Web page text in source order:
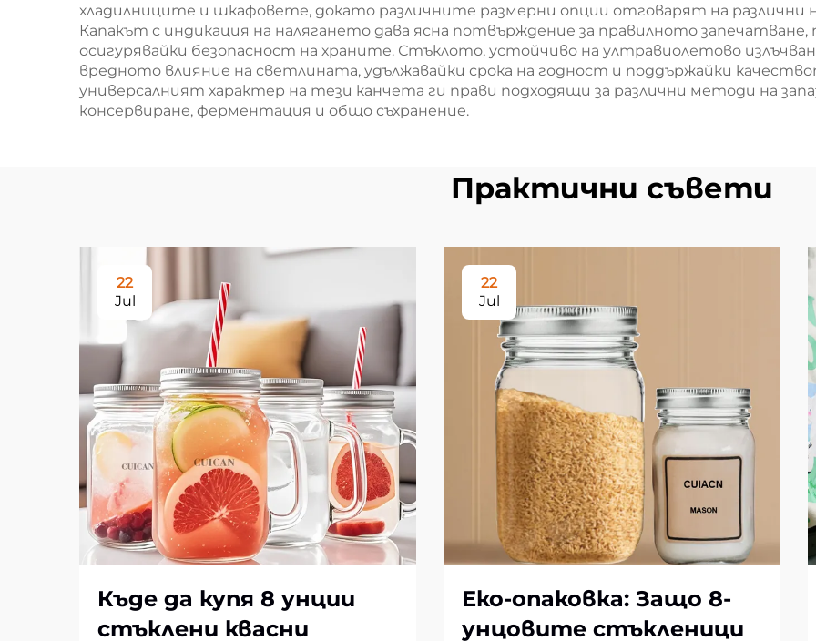
хладилниците и шкафовете, докато различните размерни опции отговарят на
Капакът с индикация на налягането дава ясна потвърждение за правилното
осигурявайки безопасност на храните. Стъклото, устойчиво на ултравиолетово
вредното влияние на светлината, удължавайки срока на годност и поддържайки
универсалният характер на тези канчета ги прави подходящи за различни методи на
консервиране, ферментация и общо съхранение.
Практични съвети
22
Jul
Къде да купя 8 унции
стъклени квасни
22
Jul
Еко-опаковка: Защо 8-
унцовите стъкленици